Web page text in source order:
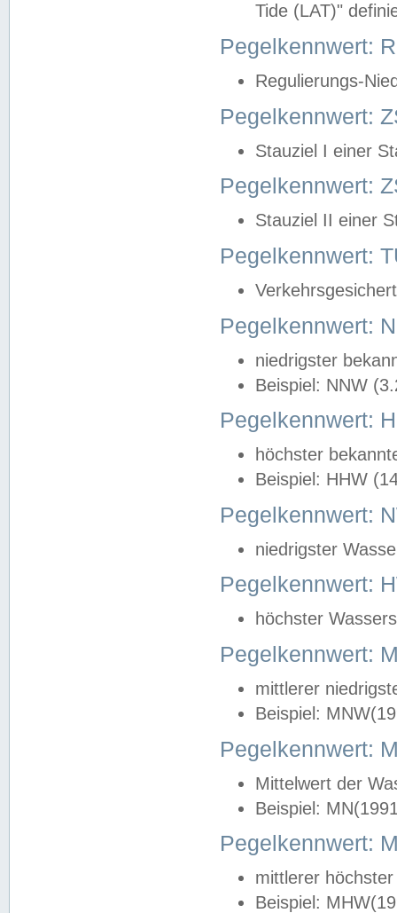
Tide (LAT)"
Pegelkennwert:
Regulierungs-
Pegelkennwert:
Stauziel I einer
Pegelkennwert:
Stauziel II einer
Pegelkennwert:
Pegelkennwert:
niedrigster
Beispiel: NNW
Pegelkennwert:
höchster
Beispiel: HHW
Pegelkennwert:
niedrigster
Pegelkennwert:
höchster
Pegelkennwert:
mittlerer
Beispiel:
Pegelkennwert:
Mittelwert der
Beispiel:
Pegelkennwert:
mittlerer
Beispiel: